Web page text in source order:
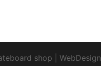
shop
WebDesign